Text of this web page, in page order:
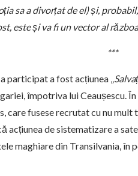
sa a divorțat de el) și,
este și va fi un vector al
***
participat a fost acțiunea „
împotriva lui Ceaușescu.
care fusese recrutat cu nu
acțiunea de sistematizare a
maghiare din Transilvania, în